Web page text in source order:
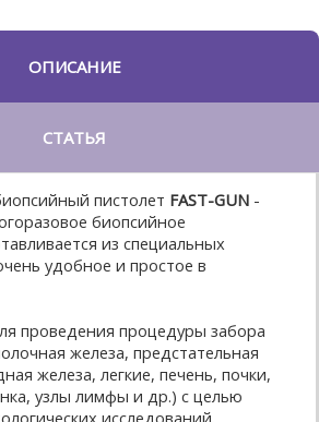
ОПИСАНИЕ
СТАТЬЯ
пистолет FAST-GUN-
биопсийное
из специальных
удобное и простое в
проведения процедуры забора
железа, предстательная
железа, легкие, печень, почки,
узлы лимфы и др.) с целью